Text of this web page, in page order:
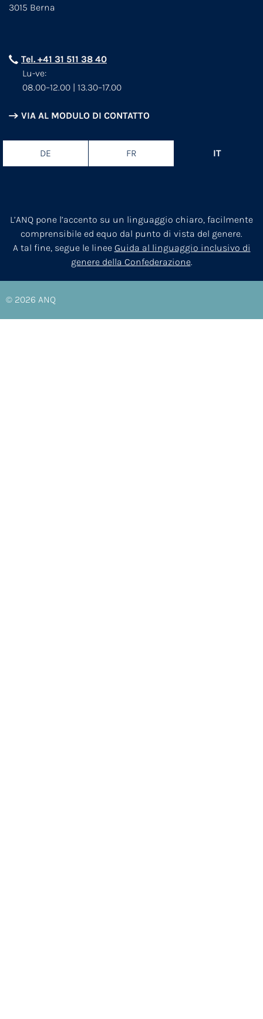
3015 Berna
Tel. +41 31 511 38 40
Lu-ve:
08.00–12.00 | 13.30–17.00
VIA AL MODULO DI CONTATTO
DE FR IT
L’ANQ pone l’accento su un linguaggio chiaro, facilmente
comprensibile ed equo dal punto di vista del genere.
A tal fine, segue le linee Guida al linguaggio inclusivo di
genere della Confederazione.
© 2026 ANQ